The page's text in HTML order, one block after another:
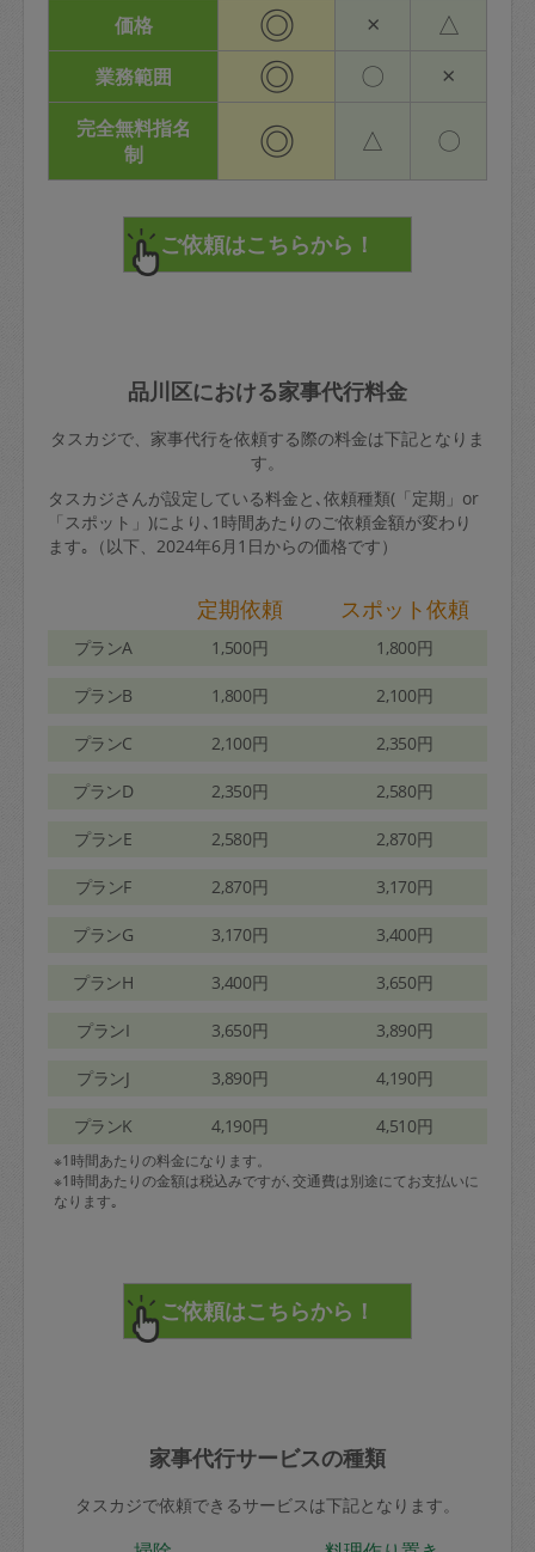
価格
◎ × △
業務範囲 ◎ 〇 ×
完全無料指名
制
◎ △ 〇
品川区における家事代行料金
タスカジで、家事代行を依頼する際の料金は下記となりま
す。
タスカジさんが設定している料金と､依頼種類(「定期」or
「スポット」)により､1時間あたりのご依頼金額が変わり
ます｡（以下、2024年6月1日からの価格です）
定期依頼 スポット依頼
プランA 1,500円 1,800円
プランB 1,800円 2,100円
プランC 2,100円 2,350円
プランD 2,350円 2,580円
プランE 2,580円 2,870円
プランF 2,870円 3,170円
プランG 3,170円 3,400円
プランH 3,400円 3,650円
プランI 3,650円 3,890円
プランJ 3,890円 4,190円
プランK 4,190円 4,510円
※1時間あたりの料金になります。
※1時間あたりの金額は税込みですが､交通費は別途にてお支払いに
なります｡
家事代行サービスの種類
タスカジで依頼できるサービスは下記となります。